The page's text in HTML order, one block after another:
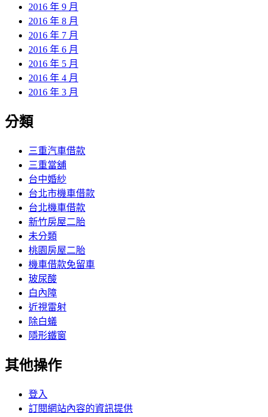
2016 年 9 月
2016 年 8 月
2016 年 7 月
2016 年 6 月
2016 年 5 月
2016 年 4 月
2016 年 3 月
分類
三重汽車借款
三重當舖
台中婚紗
台北市機車借款
台北機車借款
新竹房屋二胎
未分類
桃園房屋二胎
機車借款免留車
玻尿酸
白內障
近視雷射
除白蟻
隱形鐵窗
其他操作
登入
訂閱網站內容的資訊提供